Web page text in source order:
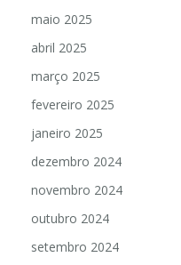
maio 2025
abril 2025
março 2025
fevereiro 2025
janeiro 2025
dezembro 2024
novembro 2024
outubro 2024
setembro 2024